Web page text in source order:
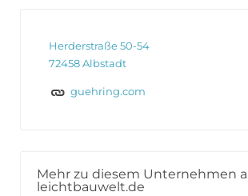
Herderstraße 50-54
72458 Albstadt
guehring.com
Mehr zu diesem Unternehmen
leichtbauwelt.de